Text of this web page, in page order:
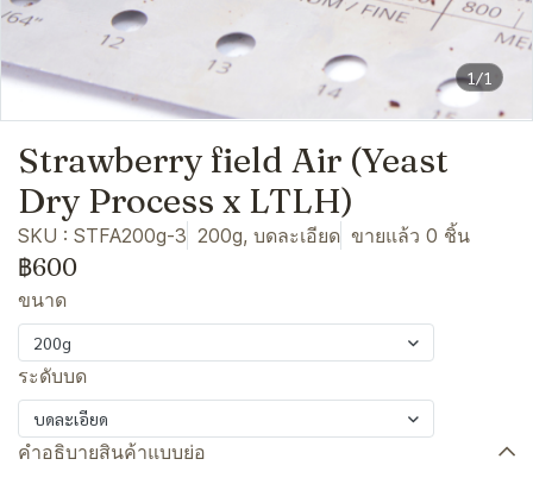
1/1
Strawberry field Air (Yeast
Dry Process x LTLH)
SKU : STFA200g-3 200g, บดละเอียด ขายแล้ว 0 ชิ้น
฿600
ขนาด
200g
ระดับบด
บดละเอียด
คำอธิบายสินค้าแบบย่อ